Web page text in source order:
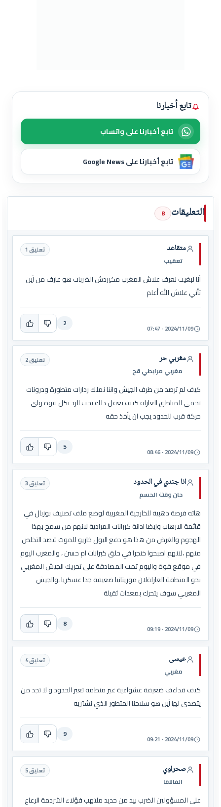
تابع أخبارنا
تابع أخبارنا على واتساب
تابع أخبارنا على Google News
التعليقات 8
متقاعد
تعقيب
تعليق 1
أنا لبغيت نعرف علاش المغرب مكيردش الضربات هو عارف من أين
تأتي علاش الله أعلم
2024/11/09 - 07:47
2
مغربي حر
مغربي مرابطي قح
تعليق 2
كيف لم ترصد من طرف الجيش واننا نملك ردارات متطورة ودرونات
تحمي المناطق العازلة كيف يعقل ذلك يجب الرد بكل قوة واي
حركة قرب للحدود يجب ان يأخذ حقه
2024/11/09 - 08:46
5
انا جندي في الحدود
حان وقت الحسم
تعليق 3
هاته فرصة ذهبية للخارجية المغربية لوضع ملف تصنيف بوزبال في
قائمة الارهاب وايضا ادانة كبرانات المرادية لانهم من سمح بهذا
الهجوم والغرض من هذا هو دفع البول خاريو للموت قصد التخلص
منهم ،لانهم اصبحوا خنجرا في حلق كبرانات ام حسن ، والمغرب اليوم
في موقع قوة واليوم تمت المصادقة على تحريك الجيش المغربي
نحو المنطقة العازلةلان موريتانيا ضعيفة جدا عسكريا ،والجيش
المغربي سوف يتحرك بمعدات ثقيلة
2024/11/09 - 09:19
8
عيسى
مغربي
تعليق 4
كيف قداءف ضعيفة عشواءية غير منظمة تعبر الحدود و لا تجد من
يتصدى لها أين هو سلاحنا المتطور الذي نشتريه
2024/11/09 - 09:21
9
صحراوي
الفالاقا
تعليق 5
على المسؤولين الضرب بيد من حديد ملتهب فؤلاء الشردمة الرعاع